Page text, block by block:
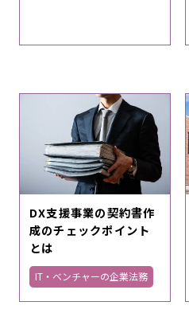
DX支援事業の契約書作
成のチェックポイント
とは
IT・ベンチャーの企業法務